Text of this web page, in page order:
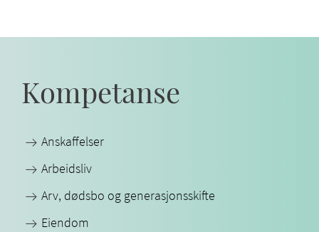
Kompetanse
Anskaffelser
Arbeidsliv
Arv, dødsbo og generasjonsskifte
Eiendom